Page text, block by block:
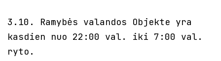
3.10. Ramybės valandos Objekte yra
kasdien nuo 22:00 val. iki 7:00 val.
ryto.